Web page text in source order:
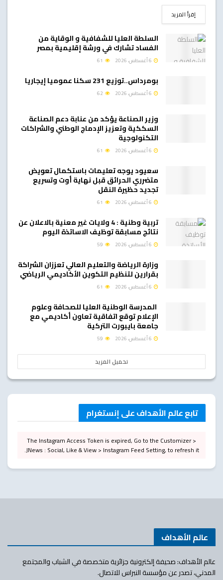
إقرأ المزيدDETAILS
السلطة العليا للشفافية و الوقاية من
الفساد تشارك في ورشة إقليمية بمصر
بومرداس..توزيع 231 سكنا عموميا إيجاريا
وزير الصناعة يؤكد من عنابة دعم الصناعة
السككية وتعزيز الإدماج الوطني والشراكات
التكنولوجية
سعيود يوجه تعليمات باستكمال تعويض
متضرري الحرائق قبل نهاية أوت وتسريع
تجديد حظيرة النقل
تربية وطنية : 4 ولايات غير معنية بالاعلان عن
نتائج مسابقة توظيف الاساتذة اليوم
وزارة الرياضة والتعليم العالي تعززان الشراكة
بقرارين لتنظيم التكوين الأكاديمي الرياضي
المدرسة الوطنية العليا للصحافة وعلوم
الإعلام توقع اتفاقية تعاون أكاديمي مع
جامعة بايبورت التركية
تحميل المزيد
تابع عالم الأهداف على إنستغرام
The Instagram Access Token is expired, Go to the Customizer >
JNews : Social, Like & View > Instagram Feed Setting, to refresh it.
عالم الأهداف
عالم الأهداف: صحيفة إلكترونية جزائرية متخصصة في الشباب والمجتمع
المدني، تصدر عن مؤسسة النبراس للاتصال.